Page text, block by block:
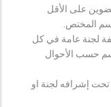
على الأقل
المختص.
لجنة عامة في كل
حسب الأحوال
تحت إشرافه لجنة او